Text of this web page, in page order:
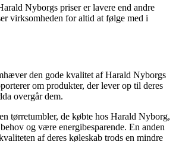
Nyborgs priser er lavere end andre
virksomheden for altid at følge med i
den gode kvalitet af Harald Nyborgs
om produkter, der lever op til deres
overgår dem.
tørretumbler, de købte hos Harald Nyborg,
og være energibesparende. En anden
af deres køleskab trods en mindre